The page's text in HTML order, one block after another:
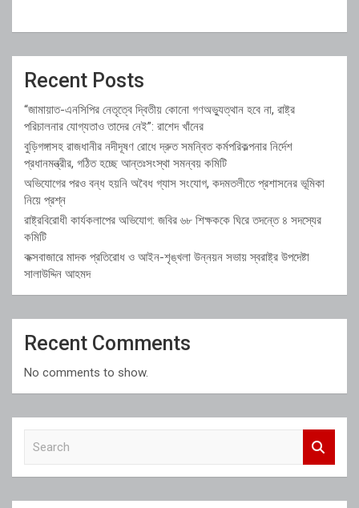
Recent Posts
“জামায়াত-এনসিপির নেতৃত্বে দ্বিতীয় কোনো গণঅভ্যুত্থান হবে না, রাষ্ট্র
পরিচালনার যোগ্যতাও তাদের নেই”: রাশেদ খাঁনের
বুড়িগঙ্গাসহ রাজধানীর নদীদূষণ রোধে দ্রুত সমন্বিত কর্মপরিকল্পনার নির্দেশ
প্রধানমন্ত্রীর, গঠিত হচ্ছে আন্তঃসংস্থা সমন্বয় কমিটি
অভিযোগের পরও বন্ধ হয়নি অবৈধ গ্যাস সংযোগ, কদমতলীতে প্রশাসনের ভূমিকা
নিয়ে প্রশ্ন
রাষ্ট্রবিরোধী কার্যকলাপের অভিযোগ: জবির ৬৮ শিক্ষককে ঘিরে তদন্তে ৪ সদস্যের
কমিটি
কক্সবাজারে মাদক প্রতিরোধ ও আইন-শৃঙ্খলা উন্নয়ন সভায় স্বরাষ্ট্র উপদেষ্টা
সালাউদ্দিন আহমদ
Recent Comments
No comments to show.
c